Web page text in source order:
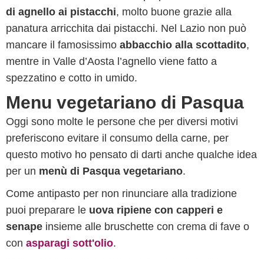
di agnello ai pistacchi, molto buone grazie alla
panatura arricchita dai pistacchi. Nel Lazio non può
mancare il famosissimo abbacchio alla scottadito,
mentre in Valle d’Aosta l’agnello viene fatto a
spezzatino e cotto in umido.
Menu vegetariano di Pasqua
Oggi sono molte le persone che per diversi motivi
preferiscono evitare il consumo della carne, per
questo motivo ho pensato di darti anche qualche idea
per un menù di Pasqua vegetariano.
Come antipasto per non rinunciare alla tradizione
puoi preparare le uova ripiene con capperi e
senape insieme alle bruschette con crema di fave o
con asparagi sott'olio.